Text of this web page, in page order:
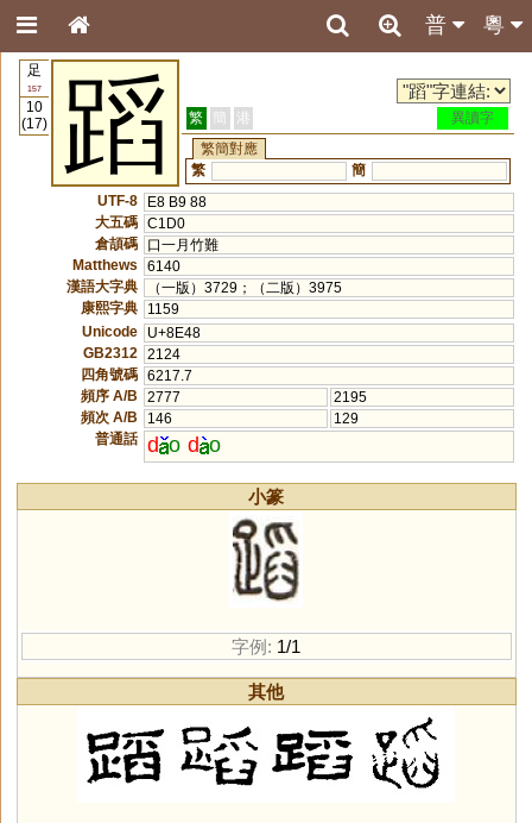
粵
普
足
157
10
(17)
蹈 繁 簡 港
異讀字
繁簡對應
繁
簡
UTF-8
E8 B9 88
大五碼 C1D0
倉頡碼
口一月竹難
Matthews
6140
漢語大字典
（一版）3729；（二版）3975
康熙字典
1159
Unicode
U+8E48
GB2312
2124
四角號碼 6217.7
頻序 A/B
2777
2195
頻次 A/B
146
129
普通話 d o d o
小篆
字例: 1/1
其他